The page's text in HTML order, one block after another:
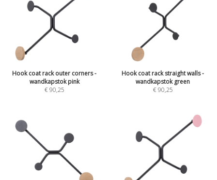
Hook coat rack outer corners -
wandkapstok pink
€ 90,25
Hook coat rack straight walls -
wandkapstok green
€ 90,25